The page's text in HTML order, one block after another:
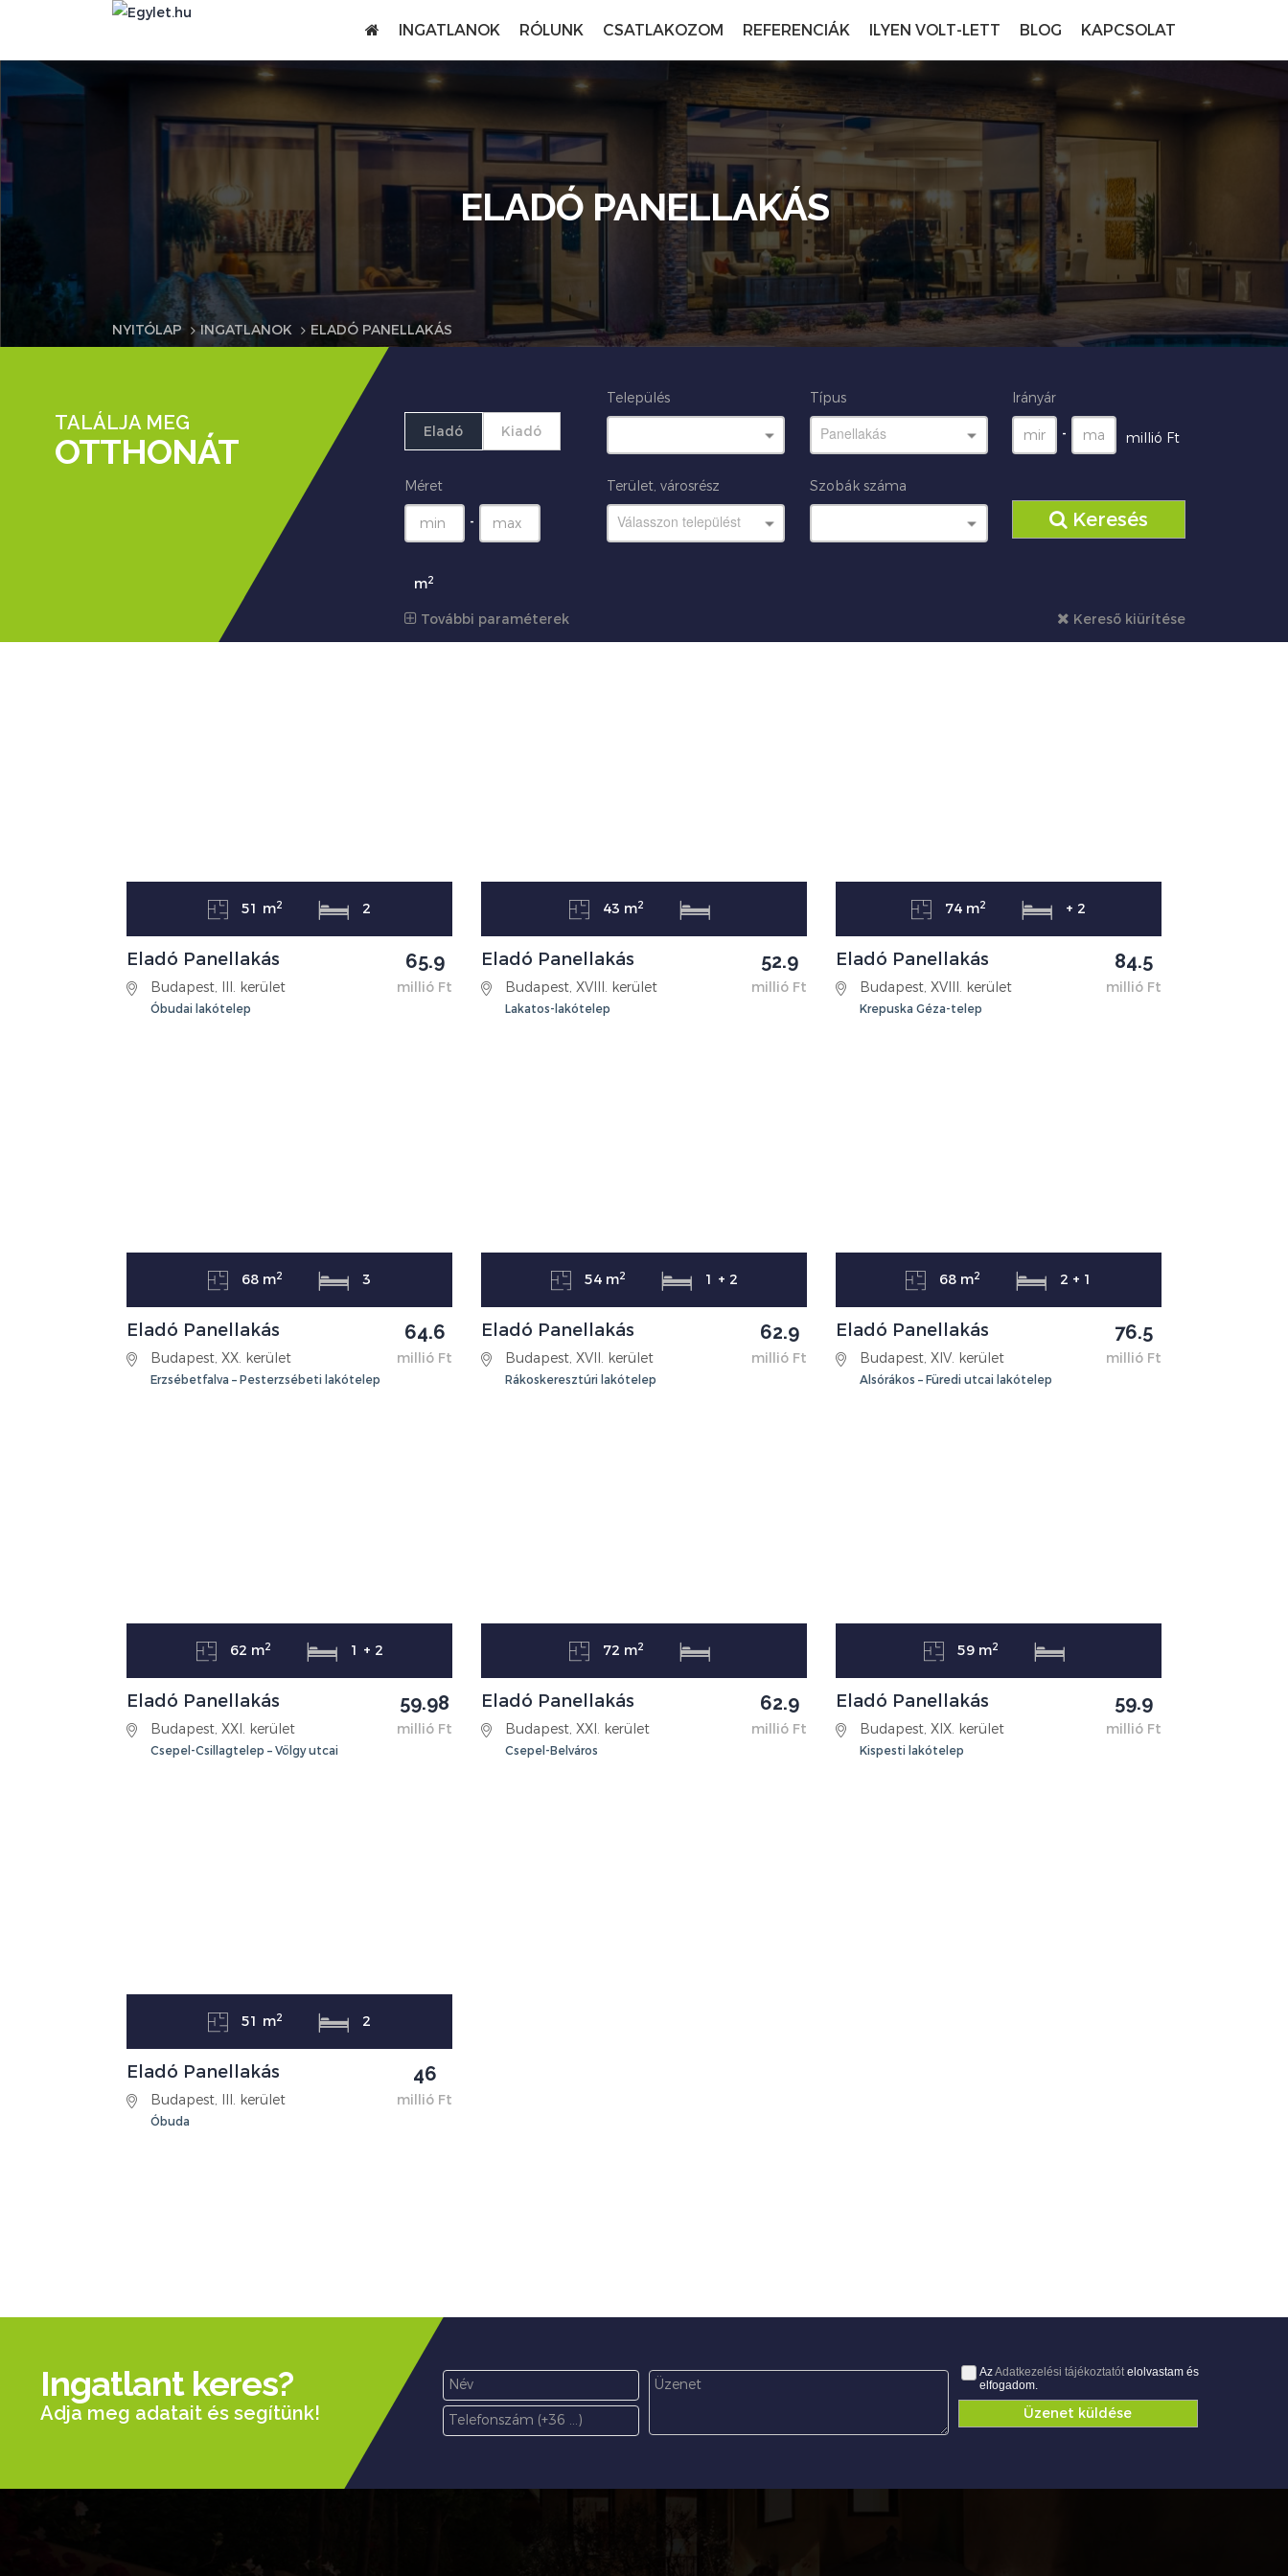
INGATLANOK RÓLUNK CSATLAKOZOM REFERENCIÁK ILYEN VOLT-LETT BLOG KAPCSOLAT
ELADÓ PANELLAKÁS
NYITÓLAP INGATLANOK ELADÓ PANELLAKÁS
TALÁLJA MEG
OTTHONÁT Eladó Kiadó
Település Típus
Panellakás
Irányár
-
millió Ft
Méret
-
m2
Terület, városrész
Válasszon települést
Szobák száma
Keresés
További paraméterek Kereső kiürítése
51 m2 2
65.9
millió Ft
Eladó Panellakás
Budapest, III. kerület
Óbudai lakótelep
43 m2
52.9
millió Ft
Eladó Panellakás
Budapest, XVIII. kerület
Lakatos-lakótelep
74 m2 + 2
84.5
millió Ft
Eladó Panellakás
Budapest, XVIII. kerület
Krepuska Géza-telep
68 m2 3
64.6
millió Ft
Eladó Panellakás
Budapest, XX. kerület
Erzsébetfalva – Pesterzsébeti lakótelep
54 m2 1 + 2
62.9
millió Ft
Eladó Panellakás
Budapest, XVII. kerület
Rákoskeresztúri lakótelep
68 m2 2 + 1
76.5
millió Ft
Eladó Panellakás
Budapest, XIV. kerület
Alsórákos – Füredi utcai lakótelep
62 m2 1 + 2
59.98
millió Ft
Eladó Panellakás
Budapest, XXI. kerület
Csepel-Csillagtelep – Völgy utcai
72 m2
62.9
millió Ft
Eladó Panellakás
Budapest, XXI. kerület
Csepel-Belváros
59 m2
59.9
millió Ft
Eladó Panellakás
Budapest, XIX. kerület
Kispesti lakótelep
51 m2 2
46
millió Ft
Eladó Panellakás
Budapest, III. kerület
Óbuda
Ingatlant keres?
Adja meg adatait és segítünk!
AzAdatkezelési tájékoztatótelolvastam és
elfogadom.
Üzenet küldése